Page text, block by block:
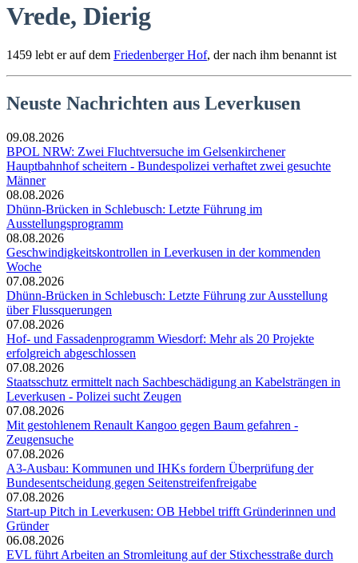
Vrede, Dierig
1459 lebt er auf dem Friedenberger Hof, der nach ihm benannt ist
Neuste Nachrichten aus Leverkusen
09.08.2026
BPOL NRW: Zwei Fluchtversuche im Gelsenkirchener
Hauptbahnhof scheitern - Bundespolizei verhaftet zwei gesuchte
Männer
08.08.2026
Dhünn-Brücken in Schlebusch: Letzte Führung im
Ausstellungsprogramm
08.08.2026
Geschwindigkeitskontrollen in Leverkusen in der kommenden
Woche
07.08.2026
Dhünn-Brücken in Schlebusch: Letzte Führung zur Ausstellung
über Flussquerungen
07.08.2026
Hof- und Fassadenprogramm Wiesdorf: Mehr als 20 Projekte
erfolgreich abgeschlossen
07.08.2026
Staatsschutz ermittelt nach Sachbeschädigung an Kabelsträngen in
Leverkusen - Polizei sucht Zeugen
07.08.2026
Mit gestohlenem Renault Kangoo gegen Baum gefahren -
Zeugensuche
07.08.2026
A3-Ausbau: Kommunen und IHKs fordern Überprüfung der
Bundesentscheidung gegen Seitenstreifenfreigabe
07.08.2026
Start-up Pitch in Leverkusen: OB Hebbel trifft Gründerinnen und
Gründer
06.08.2026
EVL führt Arbeiten an Stromleitung auf der Stixchesstraße durch